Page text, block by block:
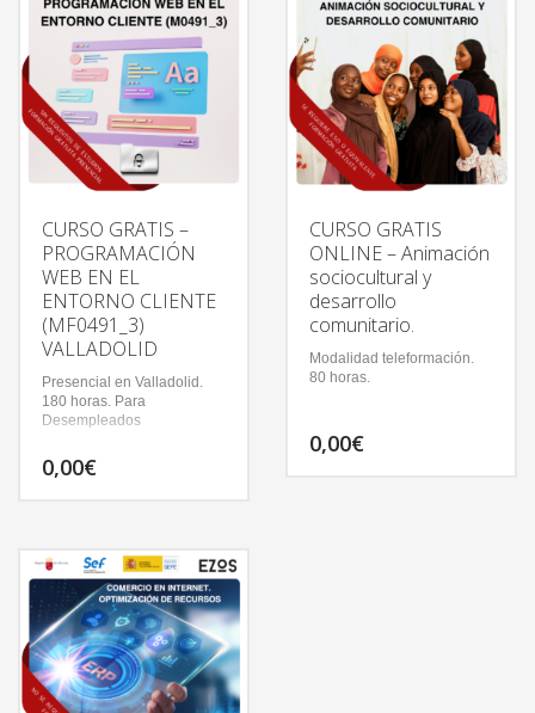
CURSO GRATIS –
PROGRAMACIÓN
WEB EN EL
ENTORNO CLIENTE
(MF0491_3)
VALLADOLID
Presencial en Valladolid.
180 horas. Para
Desempleados
0,00€
CURSO GRATIS
ONLINE – Animación
sociocultural y
desarrollo
comunitario.
Modalidad teleformación.
80 horas.
0,00€